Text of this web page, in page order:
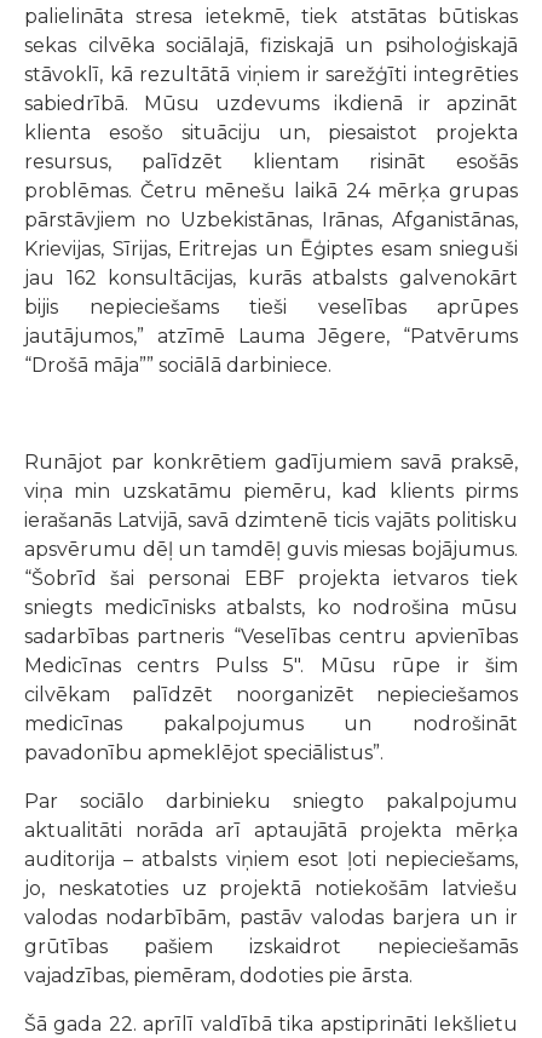
palielināta stresa ietekmē, tiek atstātas būtiskas
sekas cilvēka sociālajā, fiziskajā un psiholoģiskajā
stāvoklī, kā rezultātā viņiem ir sarežģīti integrēties
sabiedrībā. Mūsu uzdevums ikdienā ir apzināt
klienta esošo situāciju un, piesaistot projekta
resursus, palīdzēt klientam risināt esošās
problēmas. Četru mēnešu laikā 24 mērķa grupas
pārstāvjiem no Uzbekistānas, Irānas, Afganistānas,
Krievijas, Sīrijas, Eritrejas un Ēģiptes esam snieguši
jau 162 konsultācijas, kurās atbalsts galvenokārt
bijis nepieciešams tieši veselības aprūpes
jautājumos,” atzīmē Lauma Jēgere, “Patvērums
“Drošā māja”” sociālā darbiniece.
Runājot par konkrētiem gadījumiem savā praksē,
viņa min uzskatāmu piemēru, kad klients pirms
ierašanās Latvijā, savā dzimtenē ticis vajāts politisku
apsvērumu dēļ un tamdēļ guvis miesas bojājumus.
“Šobrīd šai personai EBF projekta ietvaros tiek
sniegts medicīnisks atbalsts, ko nodrošina mūsu
sadarbības partneris “Veselības centru apvienības
Medicīnas centrs Pulss 5". Mūsu rūpe ir šim
cilvēkam palīdzēt noorganizēt nepieciešamos
medicīnas pakalpojumus un nodrošināt
pavadonību apmeklējot speciālistus”.
Par sociālo darbinieku sniegto pakalpojumu
aktualitāti norāda arī aptaujātā projekta mērķa
auditorija – atbalsts viņiem esot ļoti nepieciešams,
jo, neskatoties uz projektā notiekošām latviešu
valodas nodarbībām, pastāv valodas barjera un ir
grūtības pašiem izskaidrot nepieciešamās
vajadzības, piemēram, dodoties pie ārsta.
Šā gada 22. aprīlī valdībā tika apstiprināti Iekšlietu